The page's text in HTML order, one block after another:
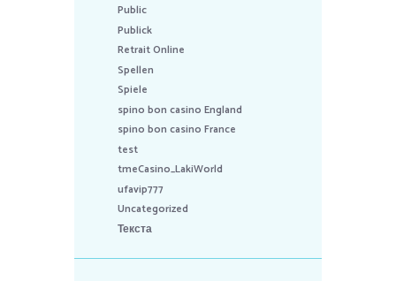
Public
Publick
Retrait Online
Spellen
Spiele
spino bon casino England
spino bon casino France
test
tmeCasino_LakiWorld
ufavip777
Uncategorized
Текста